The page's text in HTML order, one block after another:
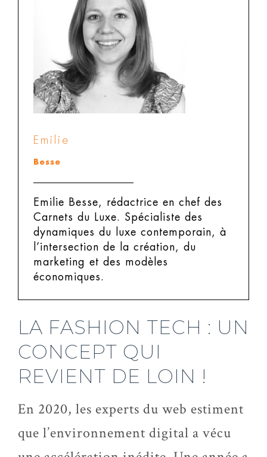
Emilie
Besse
Emilie Besse, rédactrice en chef des
Carnets du Luxe.
Spécialiste des
dynamiques du luxe contemporain, à
l’intersection de la création, du
marketing et des modèles
économiques.
LA FASHION TECH : UN
CONCEPT QUI
REVIENT DE LOIN !
En 2020, les experts du web estiment
que l’environnement digital a vécu